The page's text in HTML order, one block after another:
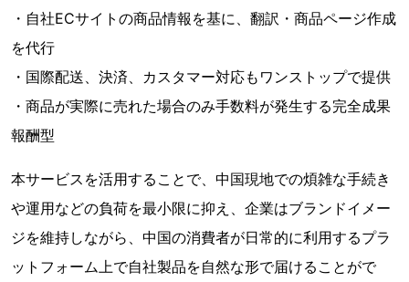
・自社ECサイトの商品情報を基に、翻訳・商品ページ作成
を代行
・国際配送、決済、カスタマー対応もワンストップで提供
・商品が実際に売れた場合のみ手数料が発生する完全成果
報酬型
本サービスを活用することで、中国現地での煩雑な手続き
や運用などの負荷を最小限に抑え、企業はブランドイメー
ジを維持しながら、中国の消費者が日常的に利用するプラ
ットフォーム上で自社製品を自然な形で届けることがで